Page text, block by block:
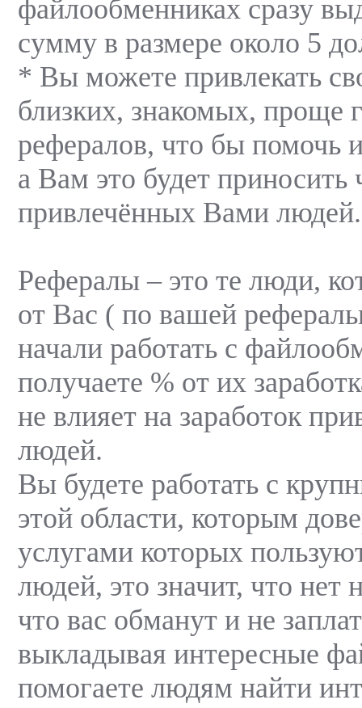
файлообменниках сразу
сумму в размере около 5
* Вы можете привлекать
близких, знакомых, проще
рефералов, что бы помочь
а Вам это будет приносить
привлечённых Вами людей.
Рефералы – это те люди,
от Вас ( по вашей
начали работать с
получаете % от их
не влияет на заработок
людей.
Вы будете работать с
этой области, которым
услугами которых
людей, это значит, что нет
что вас обманут и не
выкладывая интересные
помогаете людям найти